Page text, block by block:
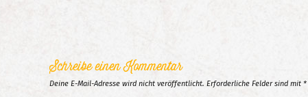
Schreibe einen Kommentar
Deine E-Mail-Adresse wird nicht veröffentlicht. Erforderliche Felder sind mit *